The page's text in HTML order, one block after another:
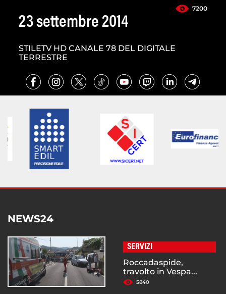
7200
23 settembre 2014
STILETV HD CANALE 78 DEL DIGITALE
TERRESTRE
NEWS24
SERVIZI
Roccadaspide,
travolto in Vespa...
5840